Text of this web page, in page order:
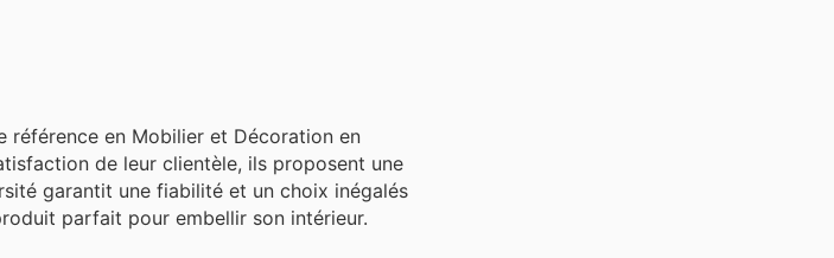
référence en Mobilier et Décoration en
de leur clientèle, ils proposent une
garantit une fiabilité et un choix inégalés
parfait pour embellir son intérieur.